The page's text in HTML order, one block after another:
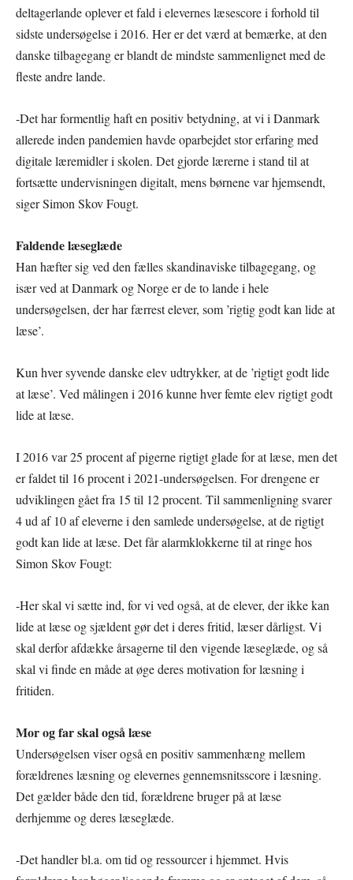
deltagerlande oplever et fald i elevernes læsescore i forhold til
sidste undersøgelse i 2016. Her er det værd at bemærke, at den
danske tilbagegang er blandt de mindste sammenlignet med de
fleste andre lande.
-Det har formentlig haft en positiv betydning, at vi i Danmark
allerede inden pandemien havde oparbejdet stor erfaring med
digitale læremidler i skolen. Det gjorde lærerne i stand til at
fortsætte undervisningen digitalt, mens børnene var hjemsendt,
siger Simon Skov Fougt.
Faldende læseglæde
Han hæfter sig ved den fælles skandinaviske tilbagegang, og
især ved at Danmark og Norge er de to lande i hele
undersøgelsen, der har færrest elever, som ’rigtig godt kan lide at
læse’.
Kun hver syvende danske elev udtrykker, at de ’rigtigt godt lide
at læse’. Ved målingen i 2016 kunne hver femte elev rigtigt godt
lide at læse.
I 2016 var 25 procent af pigerne rigtigt glade for at læse, men det
er faldet til 16 procent i 2021-undersøgelsen. For drengene er
udviklingen gået fra 15 til 12 procent. Til sammenligning svarer
4 ud af 10 af eleverne i den samlede undersøgelse, at de rigtigt
godt kan lide at læse. Det får alarmklokkerne til at ringe hos
Simon Skov Fougt:
-Her skal vi sætte ind, for vi ved også, at de elever, der ikke kan
lide at læse og sjældent gør det i deres fritid, læser dårligst. Vi
skal derfor afdække årsagerne til den vigende læseglæde, og så
skal vi finde en måde at øge deres motivation for læsning i
fritiden.
Mor og far skal også læse
Undersøgelsen viser også en positiv sammenhæng mellem
forældrenes læsning og elevernes gennemsnitsscore i læsning.
Det gælder både den tid, forældrene bruger på at læse
derhjemme og deres læseglæde.
-Det handler bl.a. om tid og ressourcer i hjemmet. Hvis